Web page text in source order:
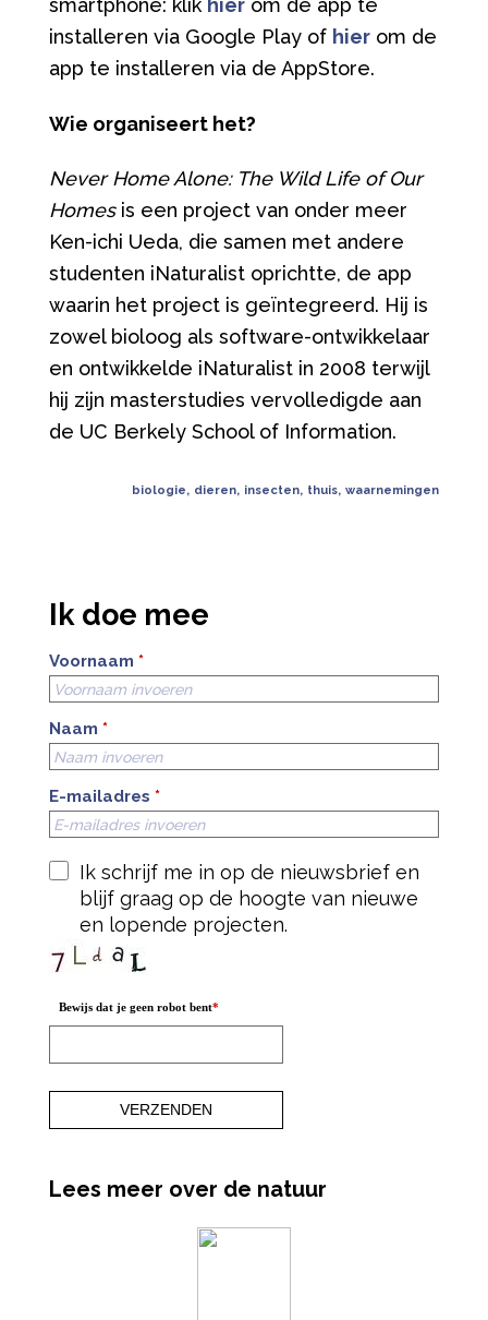
smartphone: klik hierom de app te
installeren via Google Play of hierom de
app te installeren via de AppStore.
Wie organiseert het?
Never Home Alone: The Wild Life of Our
Homesis een project van onder meer
Ken-ichi Ueda, die samen met andere
studenten iNaturalist oprichtte, de app
waarin het project is geïntegreerd. Hij is
zowel bioloog als software-ontwikkelaar
en ontwikkelde iNaturalist in 2008 terwijl
hij zijn masterstudies vervolledigde aan
de UC Berkely School of Information.
biologie, dieren, insecten, thuis, waarnemingen
Ik doe mee
Voornaam *
Naam *
E-mailadres *
Ik schrijf me in op de nieuwsbrief en
blijf graag op de hoogte van nieuwe
en lopende projecten.
Bewijs dat je geen robot bent*
Lees meer over de natuur